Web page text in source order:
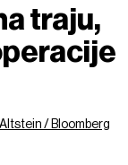
traju,
/ Bloomberg